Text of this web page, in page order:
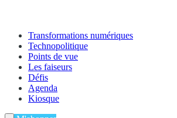
Transformations numériques
Technopolitique
Points de vue
Les faiseurs
Défis
Agenda
Kiosque